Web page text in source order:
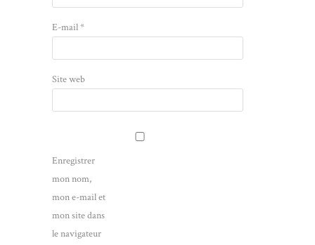
E-mail*
Site web
Enregistrer
mon nom,
mon e-mail et
mon site dans
le navigateur